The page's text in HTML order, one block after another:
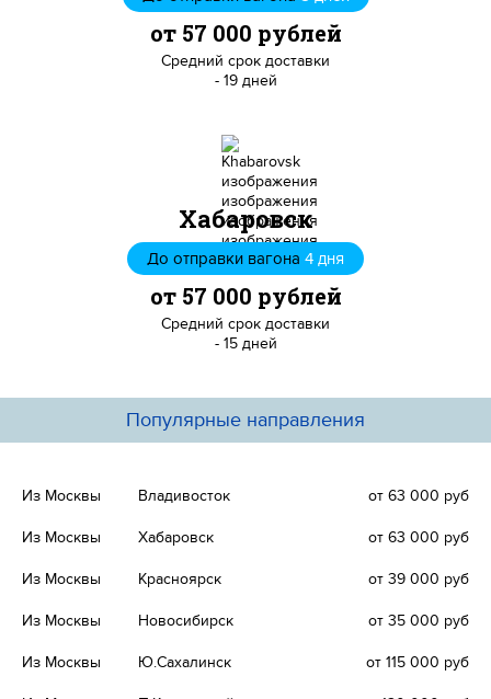
от 57 000 рублей
Средний срок доставки
- 19 дней
Хабаровск
До отправки вагона 4 дня
от 57 000 рублей
Средний срок доставки
- 15 дней
Популярные направления
Из Москвы Владивосток от 63 000 руб
Из Москвы Хабаровск от 63 000 руб
Из Москвы Красноярск от 39 000 руб
Из Москвы Новосибирск от 35 000 руб
Из Москвы Ю.Сахалинск от 115 000 руб